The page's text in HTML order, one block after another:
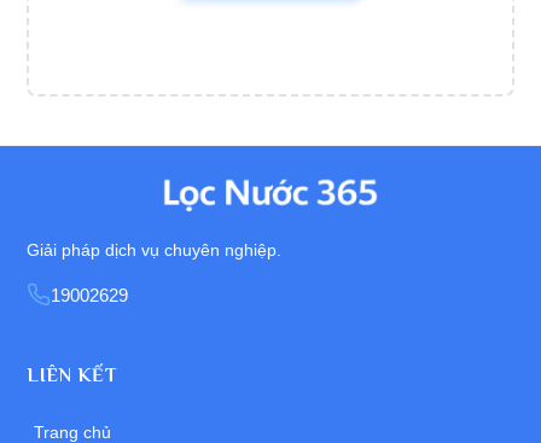
Giải pháp dịch vụ chuyên nghiệp.
19002629
LIÊN KẾT
Trang chủ